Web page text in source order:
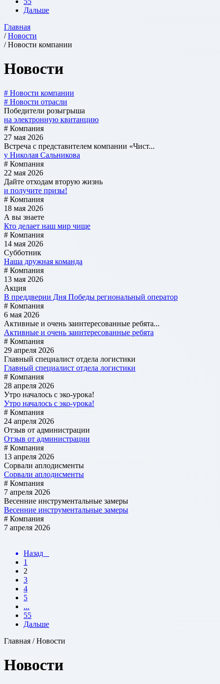
Дальше
Главная
/Новости
/ Новости компании
Новости
# Новости компании
# Новости отрасли
Победители розыгрыша
на электронную квитанцию
# Компания
27 мая 2026
Встреча с представителем компании «Чист...
у Николая Сальникова
# Компания
22 мая 2026
Дайте отходам вторую жизнь
и получите призы!
# Компания
18 мая 2026
А вы знаете
Кто делает наш мир чище
# Компания
14 мая 2026
Субботник
Наша дружная команда
# Компания
13 мая 2026
Акция
В преддверии Дня Победы региональный оператор
# Компания
6 мая 2026
Активные и очень заинтересованные ребята...
Активные и очень заинтересованные ребята
# Компания
29 апреля 2026
Главный специалист отдела логистики
Главный специалист отдела логистики
# Компания
28 апреля 2026
Утро началось с эко-урока!
Утро началось с эко-урока!
# Компания
24 апреля 2026
Отзыв от администрации
Отзыв от администрации
# Компания
13 апреля 2026
Сорвали аплодисменты
Сорвали аплодисменты
# Компания
7 апреля 2026
Весенние инструментальные замеры
Весенние инструментальные замеры
# Компания
7 апреля 2026
Назад
1
2
3
4
5
...
55
Дальше
Главная / Новости
Новости